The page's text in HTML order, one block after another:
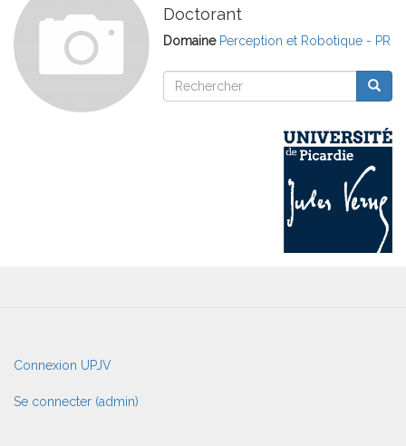
Doctorant
Domaine Perception et Robotique - PR
Rechercher
Rechercher
User
account
menu
Connexion UPJV
Se connecter (admin)